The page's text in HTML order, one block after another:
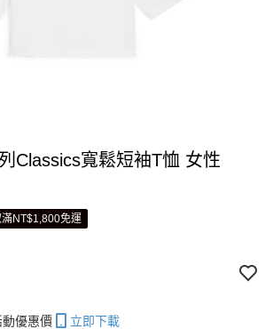
Classics寬鬆短袖T恤 女性
NT$1,800免運
優惠價 立即下載